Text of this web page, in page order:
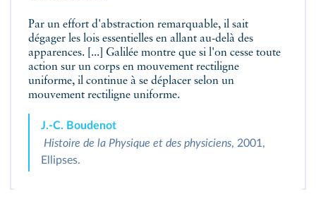
Par un effort d'abstraction remarquable, il sait
dégager les lois essentielles en allant au-delà des
apparences. [...] Galilée montre que si l'on cesse toute
action sur un corps en mouvement rectiligne
uniforme, il continue à se déplacer selon un
mouvement rectiligne uniforme.
J.-C. Boudenot
Histoire de la Physique et des physiciens, 2001,
Ellipses.